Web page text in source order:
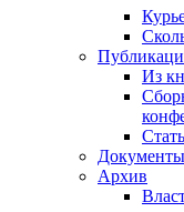
Из
Документы
Архив